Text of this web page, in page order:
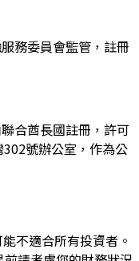
務委員會監管，註冊
合酋長國註冊，許可
號辦公室，作為公
不適合所有投資者。